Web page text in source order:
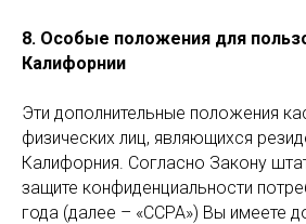
8. Особые положения для
Калифорнии
Эти дополнительные положения
физических лиц, являющихся
Калифорния. Согласно Закону
защите конфиденциальности
года (далее – «CCPA») Вы имеете